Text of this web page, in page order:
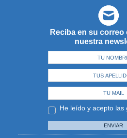
Reciba en su
nuestra
He leído y acepto las
ENVIAR